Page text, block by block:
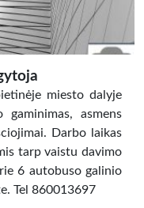
miesto dalyje
asmens
Darbo laikas
tarp vaistu davimo
6 autobuso galinio
Tel 860013697